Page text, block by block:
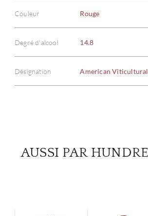
Couleur Rouge
Degré d'alcool 14.8
Désignation American Viticultural
AUSSI PAR